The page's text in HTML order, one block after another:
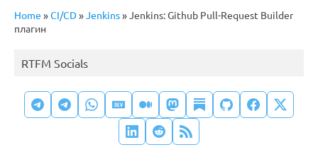
Home »CI/CD»Jenkins»Jenkins: Github Pull-Request Builder
плагин
RTFM Socials